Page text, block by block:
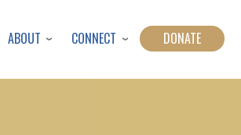
ABOUT CONNECT DONATE